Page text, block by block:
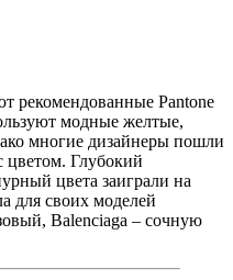
рекомендованные Pantone
модные желтые,
многие дизайнеры пошли
цветом. Глубокий
цвета заиграли на
для своих моделей
Balenciaga – сочную